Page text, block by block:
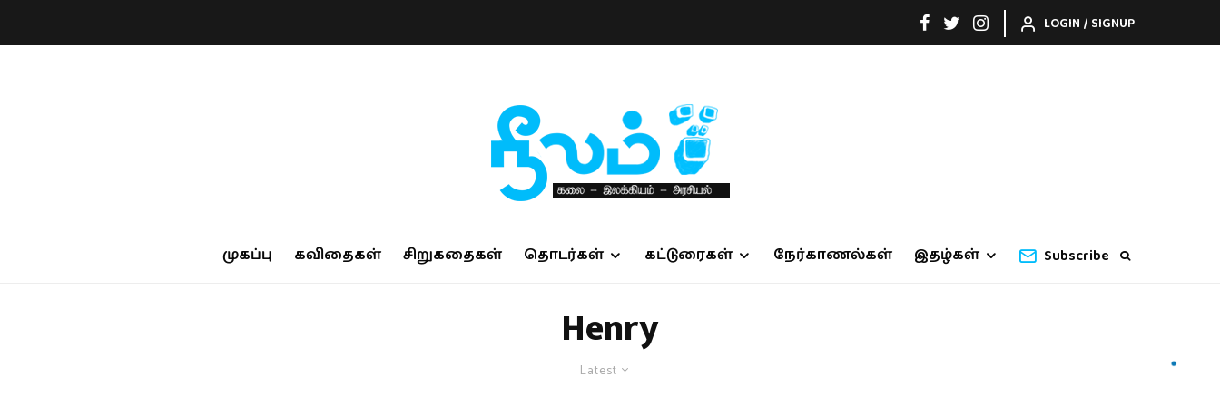
LOGIN / SIGNUP
முகப்பு கவிதைகள் சிறுகதைகள் தொடர்கள் கட்டுரைகள் நேர்காணல்கள் இதழ்கள் Subscribe
Henry
Latest